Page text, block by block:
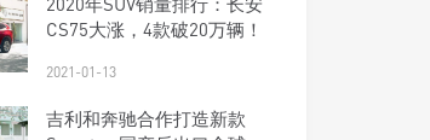
CS75大涨，4款破20万辆！
2021-01-13
吉利和奔驰合作打造新款